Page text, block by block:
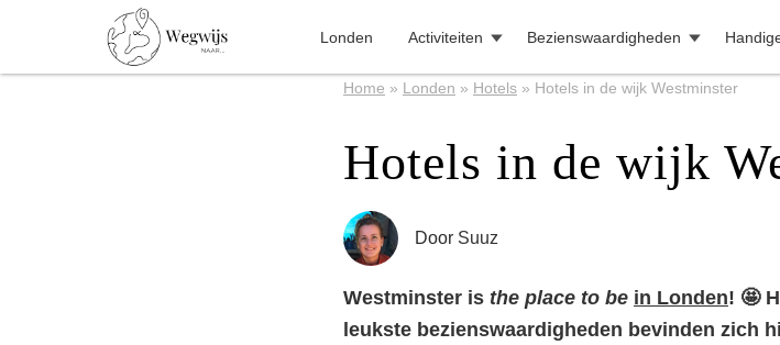
Londen Activiteiten Bezienswaardigheden
Home » Londen » Hotels » Hotels in de wijk Westminster
Hotels in de wijk
Door Suuz
Westminster is the place to be in Londen! 🤩
leukste bezienswaardigheden bevinden zich